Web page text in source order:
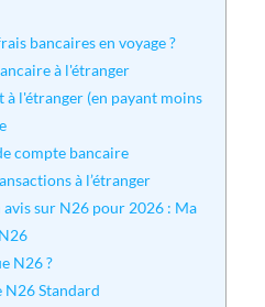
bancaires en voyage ?
à l'étranger
à l'étranger (en payant moins
compte bancaire
à l’étranger
sur N26 pour 2026 : Ma
N26 ?
N26 Standard